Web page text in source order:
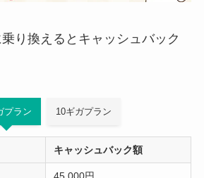
り換えるとキャッシュバック
プラン 10ギガプラン
キャッシュバック額